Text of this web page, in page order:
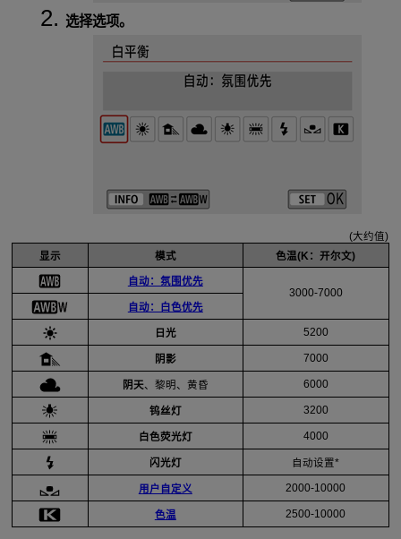
选择选项。
(大约值)
显示
模式 色温(K：开尔文)
自动：氛围优先
3000-7000
自动：白色优先
日光 5200
阴影 7000
阴天、黎明、黄昏 6000
钨丝灯 3200
白色荧光灯 4000
闪光灯 自动设置*
用户自定义 2000-10000
色温 2500-10000